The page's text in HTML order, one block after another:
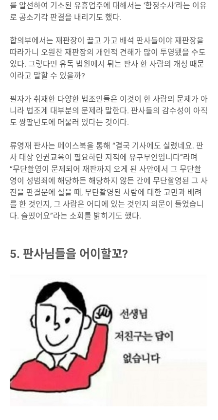
를 알선하여 기소된 유흥업주에 대해서는 ‘함정수사’라는 이유
로 공소기각 판결을 내리기도 했다.
합의부에서는 재판장이 끌고 가고 배석 판사들이야 재판장을
따라가니 오원찬 재판장의 개인적 견해가 많이 투영됐을 수도
있다. 그렇다면 유독 법원에서 튀는 판사 한 사람의 개성 때문
이라고 말할 수 있을까?
필자가 취재한 다양한 법조인들은 이것이 한 사람의 문제가 아
니라 법조계 대부분의 문제라 말한다. 판사들의 감수성이 아직
도 쌍팔년도에 머물러 있다는 것이다.
류영재 판사는 페이스북을 통해 “결국 기사에도 실렸네요. 판
사 대상 인권교육이 필요하단 지적에 유구무언입니다”라며
“무단촬영이 문제되어 재판까지 오게 된 사안에서 그 무단촬
영이 성범죄에 해당하든 해당하지 않든 간에 무단촬영된 그 사
진을 판결문에 실을 때, 무단촬영된 사람에 대한 고민과 배려
를 한 것인지, 그 사람은 어디에 있는 것인지 의문이 들었습니
다. 슬펐어요”라는 소회를 밝히기도 했다.
5. 판사님들을 어이할꼬?